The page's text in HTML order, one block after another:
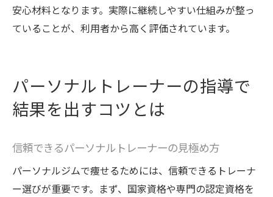
安心材料となります。実際に継続しやすい仕組みが整っ
ていることが、利用者から高く評価されています。
パーソナルトレーナーの指導で
結果を出すコツとは
信頼できるパーソナルトレーナーの見極め方
パーソナルジムで痩せるためには、信頼できるトレーナ
ー選びが重要です。まず、国家資格や専門の認定資格を